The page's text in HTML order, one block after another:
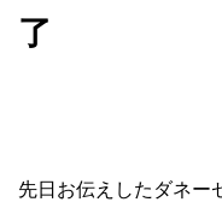
了
先日お伝えしたダネー